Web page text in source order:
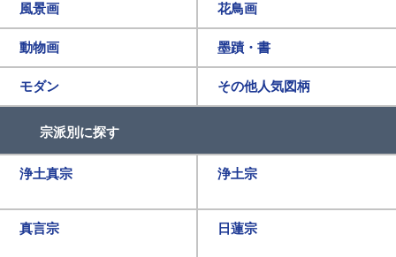
風景画 花鳥画
動物画 墨蹟・書
モダン その他人気図柄
宗派別に探す
浄土真宗 浄土宗
真言宗 日蓮宗